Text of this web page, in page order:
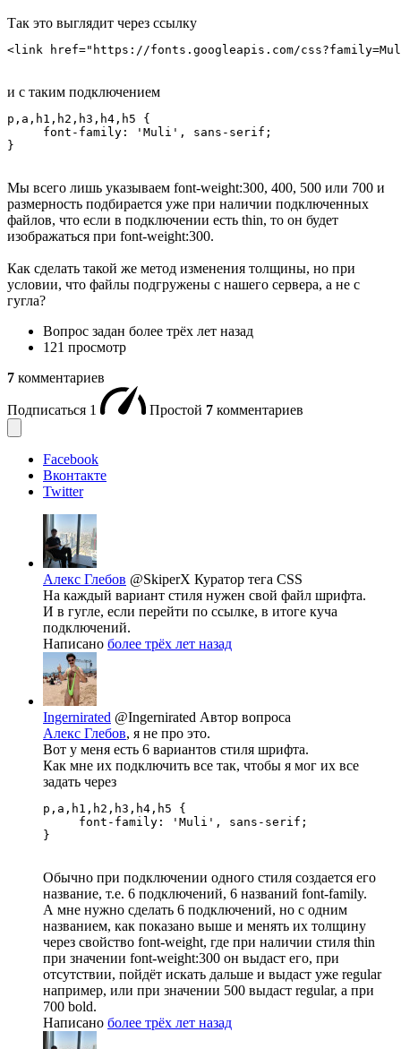
Так это выглядит через ссылку
<link href="https://fonts.googleapis.com/
и с таким подключением
p,a,h1,h2,h3,h4,h5 {
     font-family: 'Muli', sans-serif;
}
Мы всего лишь указываем font-weight:300, 400, 500 или 700 и
размерность подбирается уже при наличии подключенных
файлов, что если в подключении есть thin, то он будет
изображаться при font-weight:300.
Как сделать такой же метод изменения толщины, но при
условии, что файлы подгружены с нашего сервера, а не с
гугла?
Вопрос задан более трёх лет назад
121 просмотр
7 комментариев
Подписаться 1 Простой 7 комментариев
Facebook
Вконтакте
Twitter
Алекс Глебов @SkiperX Куратор тега CSS
На каждый вариант стиля нужен свой файл шрифта.
И в гугле, если перейти по ссылке, в итоге куча
подключений.
Написано более трёх лет назад
Ingernirated @Ingernirated Автор вопроса
Алекс Глебов, я не про это.
Вот у меня есть 6 вариантов стиля шрифта.
Как мне их подключить все так, чтобы я мог их все
задать через
p,a,h1,h2,h3,h4,h5 {
     font-family: 'Muli', sans-serif;
}
Обычно при подключении одного стиля создается его
название, т.е. 6 подключений, 6 названий font-family.
А мне нужно сделать 6 подключений, но с одним
названием, как показано выше и менять их толщину
через свойство font-weight, где при наличии стиля thin
при значении font-weight:300 он выдаст его, при
отсутствии, пойдёт искать дальше и выдаст уже regular
например, или при значении 500 выдаст regular, а при
700 bold.
Написано более трёх лет назад